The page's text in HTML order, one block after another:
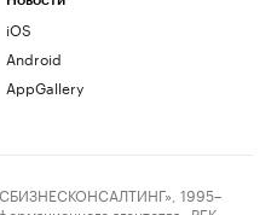
iOS
Android
AppGallery
1995–